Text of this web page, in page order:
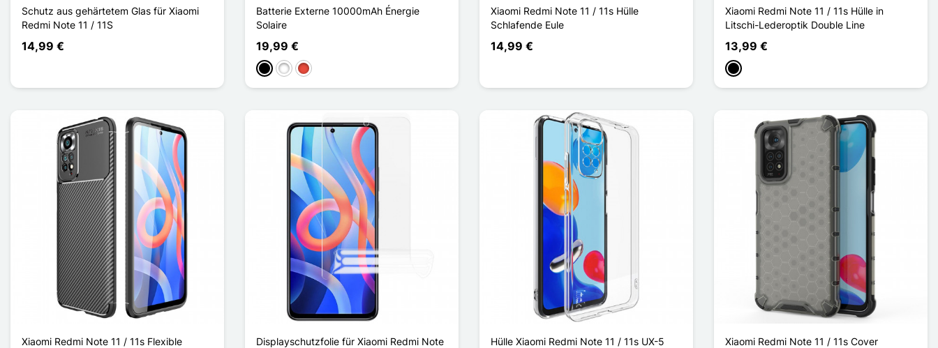
Schutz aus gehärtetem Glas für Xiaomi
Redmi Note 11 / 11S
14,99 €
Batterie Externe 10000mAh Énergie
Solaire
19,99 €
Schwarz
WeißRot
Xiaomi Redmi Note 11 / 11s Hülle
Schlafende Eule
14,99 €
Xiaomi Redmi Note 11 / 11s Hülle in
Litschi-Lederoptik Double Line
13,99 €
Schwarz
Xiaomi Redmi Note 11 / 11s Flexible
Displayschutzfolie für Xiaomi Redmi Note
Hülle Xiaomi Redmi Note 11 / 11s UX-5
Xiaomi Redmi Note 11 / 11s Cover